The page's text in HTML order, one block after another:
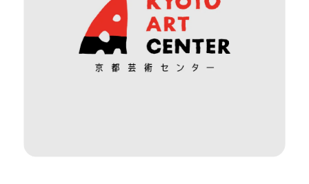
京都芸術センターの歩み
概要・理念・運営体制
連携事業のご案内
お問い合わせ
サイトポリシー&プライバシーポリシー